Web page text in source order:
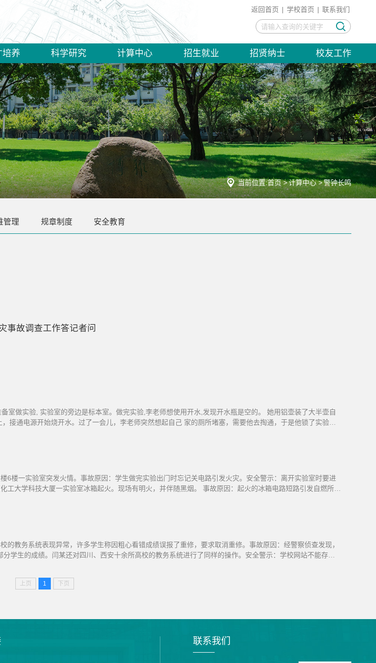
返回首页 | 学校首页 | 联系我们
培养 科学研究 计算中心 招生就业 招贤纳士 校友工作
当前位置:首页 > 计算中心 > 警钟长鸣
管理 规章制度 安全教育
事故调查工作答记者问
室做实验, 实验室的旁边是标本室。做完实验,李老师想使用开水,发现开水瓶是空的。 她用铝壶装了大半壶自
接通电源开始烧开水。过了一会儿，李老师突然想起自己 家的厕所堵塞，需要他去掏通，于是他锁了实验室
6楼一实验室突发火情。事故原因：学生做完实验出门时忘记关电路引发火灾。安全警示：离开实验室时要进
工大学科技大厦一实验室冰箱起火。现场有明火，并伴随黑烟。 事故原因：起火的冰箱电路短路引发自燃所
教务系统表现异常，许多学生称因粗心看错成绩误报了重修，要求取消重修。事故原因：经警察侦查发现，
学生的成绩。闫某还对四川、西安十余所高校的教务系统进行了同样的操作。安全警示：学校网站不能存在
上页 1 下页
联系我们